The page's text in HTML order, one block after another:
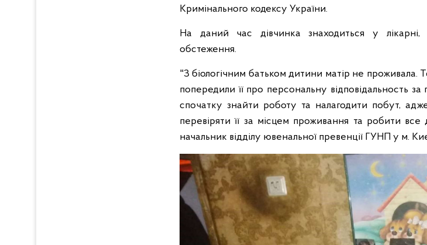
Кримінального кодексу України.
На даний час дівчинка знаходиться у лікарні,
обстеження.
"З біологічним батьком дитини матір не проживала.
попередили її про персональну відповідальность
спочатку знайти роботу та налагодити побут,
перевіряти її за місцем проживання та робити
начальник відділу ювенальної превенції ГУНП у м.